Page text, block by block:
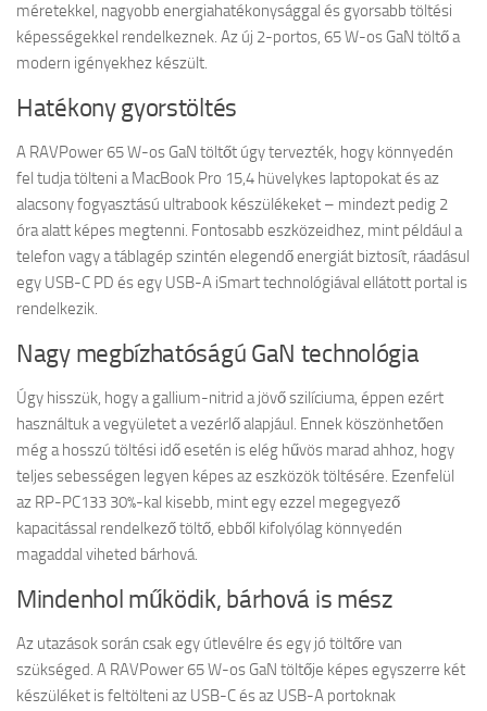
méretekkel, nagyobb energiahatékonysággal és gyorsabb töltési
képességekkel rendelkeznek. Az új 2-portos, 65 W-os GaN töltő a
modern igényekhez készült.
Hatékony gyorstöltés
A RAVPower 65 W-os GaN töltőt úgy tervezték, hogy könnyedén
fel tudja tölteni a MacBook Pro 15,4 hüvelykes laptopokat és az
alacsony fogyasztású ultrabook készülékeket – mindezt pedig 2
óra alatt képes megtenni. Fontosabb eszközeidhez, mint például a
telefon vagy a táblagép szintén elegendő energiát biztosít, ráadásul
egy USB-C PD és egy USB-A iSmart technológiával ellátott portal is
rendelkezik.
Nagy megbízhatóságú GaN technológia
Úgy hisszük, hogy a gallium-nitrid a jövő szilíciuma, éppen ezért
használtuk a vegyületet a vezérlő alapjául. Ennek köszönhetően
még a hosszú töltési idő esetén is elég hűvös marad ahhoz, hogy
teljes sebességen legyen képes az eszközök töltésére. Ezenfelül
az RP-PC133 30%-kal kisebb, mint egy ezzel megegyező
kapacitással rendelkező töltő, ebből kifolyólag könnyedén
magaddal viheted bárhová.
Mindenhol működik, bárhová is mész
Az utazások során csak egy útlevélre és egy jó töltőre van
szükséged. A RAVPower 65 W-os GaN töltője képes egyszerre két
készüléket is feltölteni az USB-C és az USB-A portoknak